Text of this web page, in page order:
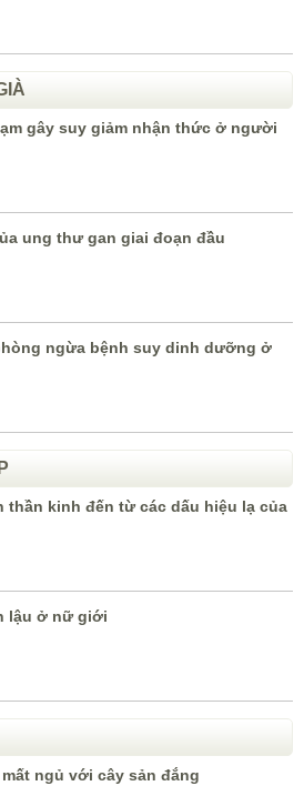
gây suy giảm nhận thức ở người
ung thư gan giai đoạn đầu
ngừa bệnh suy dinh dưỡng ở
thần kinh đến từ các dấu hiệu lạ của
lậu ở nữ giới
ngủ với cây sản đắng